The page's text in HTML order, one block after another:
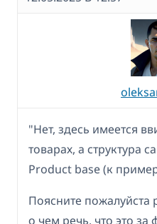
"Нет, здесь имеется
товарах, а структура
Product base (к
Поясните пожалуйста
о чем речь, что это за